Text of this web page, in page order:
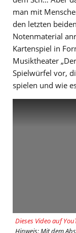
man mit
den letzten
Notenmaterial
Kartenspiel in
Musiktheater
Spielwürfel vor,
spielen und wie
Dieses Video auf
Hinweis: Mit dem